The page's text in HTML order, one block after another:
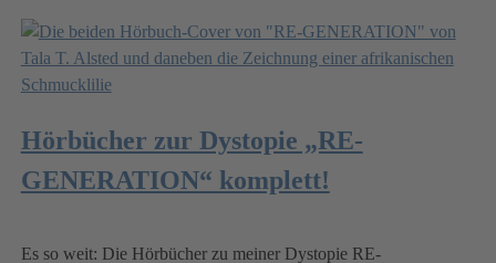
Hörbücher zur Dystopie „RE-
GENERATION“ komplett!
Es so weit: Die Hörbücher zu meiner Dystopie RE-